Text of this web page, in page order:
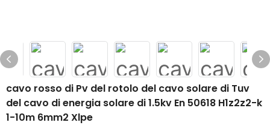
cavo rosso di Pv del rotolo del cavo solare di Tuv
del cavo di energia solare di 1.5kv En 50618 H1z2z2-k
1-10m 6mm2 Xlpe